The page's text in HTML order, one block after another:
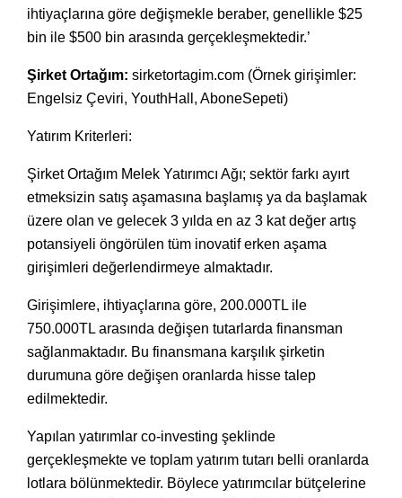
ihtiyaçlarına göre değişmekle beraber, genellikle $25
bin ile $500 bin arasında gerçekleşmektedir.’
Şirket Ortağım: sirketortagim.com (Örnek girişimler:
Engelsiz Çeviri, YouthHall, AboneSepeti)
Yatırım Kriterleri:
Şirket Ortağım Melek Yatırımcı Ağı; sektör farkı ayırt
etmeksizin satış aşamasına başlamış ya da başlamak
üzere olan ve gelecek 3 yılda en az 3 kat değer artış
potansiyeli öngörülen tüm inovatif erken aşama
girişimleri değerlendirmeye almaktadır.
Girişimlere, ihtiyaçlarına göre, 200.000TL ile
750.000TL arasında değişen tutarlarda finansman
sağlanmaktadır. Bu finansmana karşılık şirketin
durumuna göre değişen oranlarda hisse talep
edilmektedir.
Yapılan yatırımlar co-investing şeklinde
gerçekleşmekte ve toplam yatırım tutarı belli oranlarda
lotlara bölünmektedir. Böylece yatırımcılar bütçelerine